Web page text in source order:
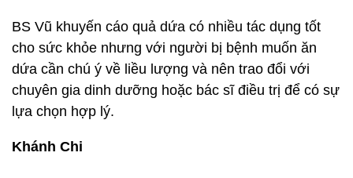
BS Vũ khuyến cáo quả dứa có nhiều tác dụng tốt
cho sức khỏe nhưng với người bị bệnh muốn ăn
dứa cần chú ý về liều lượng và nên trao đổi với
chuyên gia dinh dưỡng hoặc bác sĩ điều trị để có sự
lựa chọn hợp lý.
Khánh Chi